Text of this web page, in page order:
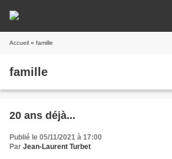
Accueil » famille
famille
20 ans déjà...
Publié le 05/11/2021 à 17:00
Par Jean-Laurent Turbet